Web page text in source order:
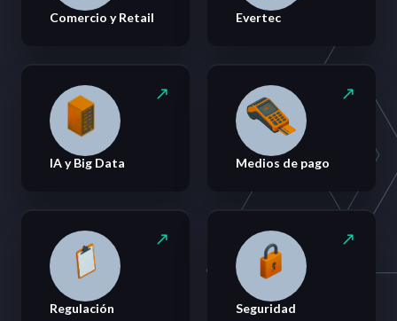
Comercio y Retail Evertec
IA y Big Data Medios de pago
Regulación Seguridad